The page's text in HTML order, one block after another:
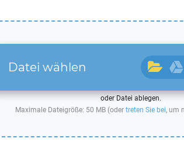
Datei wählen
oder Datei ablegen.
Maximale Dateigröße: 50 MB (oder treten Sie bei, um